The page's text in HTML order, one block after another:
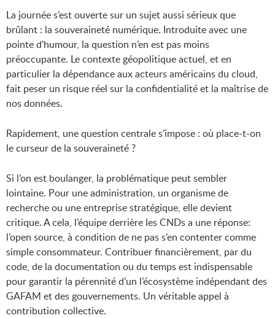
La journée s’est ouverte sur un sujet aussi sérieux que
brûlant : la souveraineté numérique. Introduite avec une
pointe d’humour, la question n’en est pas moins
préoccupante. Le contexte géopolitique actuel, et en
particulier la dépendance aux acteurs américains du cloud,
fait peser un risque réel sur la confidentialité et la maîtrise de
nos données.
Rapidement, une question centrale s’impose : où place-t-on
le curseur de la souveraineté ?
Si l’on est boulanger, la problématique peut sembler
lointaine. Pour une administration, un organisme de
recherche ou une entreprise stratégique, elle devient
critique. A cela, l’équipe derrière les CNDs a une réponse:
l’open source, à condition de ne pas s’en contenter comme
simple consommateur. Contribuer financièrement, par du
code, de la documentation ou du temps est indispensable
pour garantir la pérennité d'un l’écosystème indépendant des
GAFAM et des gouvernements. Un véritable appel à
contribution collective.